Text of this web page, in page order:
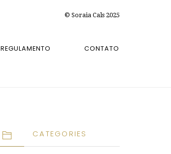
© Soraia Cals 2025
REGULAMENTO CONTATO
CATEGORIES